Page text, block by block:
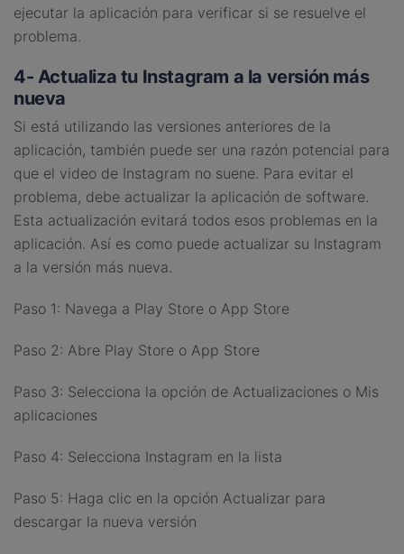
ejecutar la aplicación para verificar si se resuelve el
problema.
4- Actualiza tu Instagram a la versión más
nueva
Si está utilizando las versiones anteriores de la
aplicación, también puede ser una razón potencial para
que el video de Instagram no suene. Para evitar el
problema, debe actualizar la aplicación de software.
Esta actualización evitará todos esos problemas en la
aplicación. Así es como puede actualizar su Instagram
a la versión más nueva.
Paso 1: Navega a Play Store o App Store
Paso 2: Abre Play Store o App Store
Paso 3: Selecciona la opción de Actualizaciones o Mis
aplicaciones
Paso 4: Selecciona Instagram en la lista
Paso 5: Haga clic en la opción Actualizar para
descargar la nueva versión